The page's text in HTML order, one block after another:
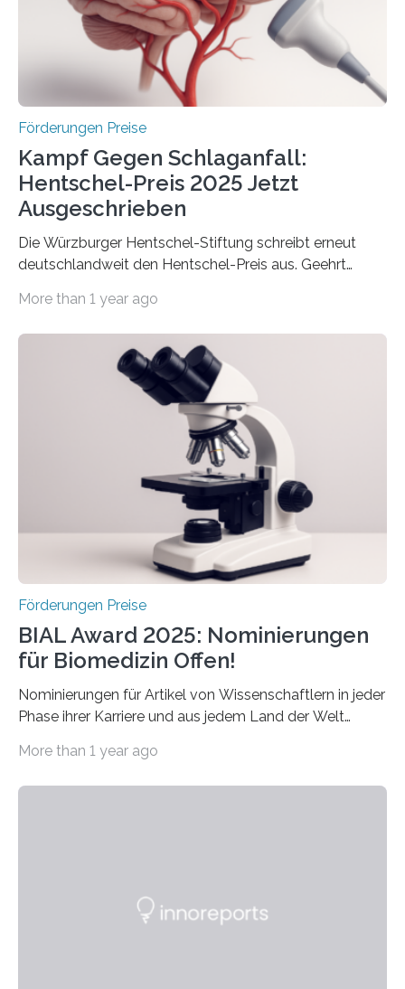
Innovationstag Mittelstand 2025 am 5. Juni 2025 in
Berlin überbrachte das Bundesministerium für
Wirtschaft und Energie eine gute Nachricht:
Überplanmäßige Verpflichtungsermächtigungen in
Förderungen Preise
Kampf Gegen Schlaganfall:
Hentschel-Preis 2025 Jetzt
Ausgeschrieben
Die Würzburger Hentschel-Stiftung schreibt erneut
deutschlandweit den Hentschel-Preis aus. Geehrt
hochrangige wissenschaftliche Publikation zum Thema
Schlaganfall“ mit Sitz in Würzburg fördert die
Schlaganfallforschung, um die Behandlung der
Betroffenen zu verbessern. Dazu schreibt sie auch in
diesem Jahr wieder deutschlandweit den Hentschel-
Preis aus. Er richtet sich gezielt an jüngere
Forscherinnen und Forscher unter 40 Jahren. Geehrt
werden soll eine herausragende Doktorarbeit oder eine
hochrangige wissenschaftliche Publikation zum Thema
More than 1 year ago
Förderungen Preise
BIAL Award 2025: Nominierungen
für Biomedizin Offen!
Nominierungen für Artikel von Wissenschaftlern in jeder
Phase ihrer Karriere und aus jedem Land der Welt
Leben gerufen, um die bemerkenswertesten
Foundation, des BIAL Award in Biomedicine ist in
More than 1 year ago